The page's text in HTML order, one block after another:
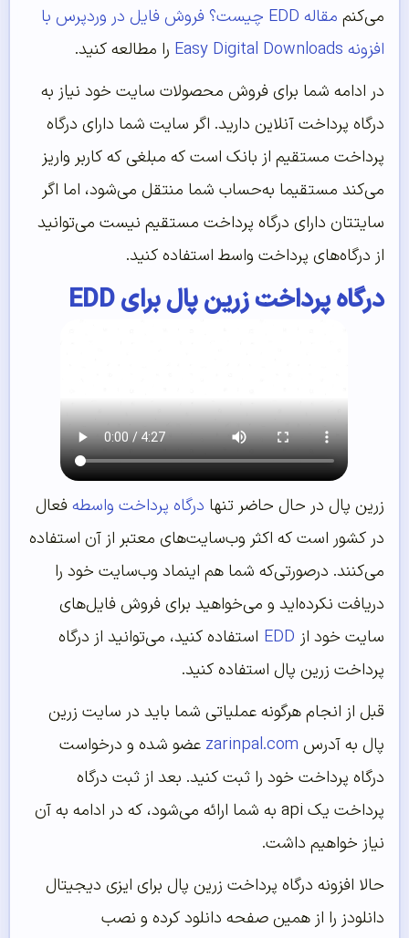
می‌کنم
مقاله EDD چیست؟ فروش فایل در وردپرس با
افزونه Easy Digital Downloads
را مطالعه کنید.
در ادامه شما برای فروش محصولات سایت خود نیاز به
درگاه پرداخت آنلاین دارید. اگر سایت شما دارای درگاه
پرداخت مستقیم از بانک است که مبلغی که کاربر واریز
می‌کند مستقیما به‌حساب شما منتقل می‌شود، اما اگر
سایتتان دارای درگاه پرداخت مستقیم نیست می‌توانید
از درگاه‌های پرداخت واسط استفاده کنید.
درگاه پرداخت زرین پال برای EDD
زرین پال در حال حاضر تنها درگاه پرداخت واسطهفعال
در کشور است که اکثر وب‌سایت‌های معتبر از آن استفاده
می‌کنند. درصورتی‌که شما هم اینماد وب‌سایت خود را
دریافت نکرده‌اید و می‌خواهید برای فروش فایل‌های
سایت خود از EDD استفاده کنید، می‌توانید از درگاه
پرداخت زرین پال استفاده کنید.
قبل از انجام هرگونه عملیاتی شما باید در سایت زرین
پال به آدرس zarinpal.com عضو شده و درخواست
درگاه پرداخت خود را ثبت کنید. بعد از ثبت درگاه
پرداخت یک api به شما ارائه می‌شود، که در ادامه به آن
نیاز خواهیم داشت.
حالا افزونه درگاه پرداخت زرین پال برای ایزی دیجیتال
دانلودز را از همین صفحه دانلود کرده و نصب